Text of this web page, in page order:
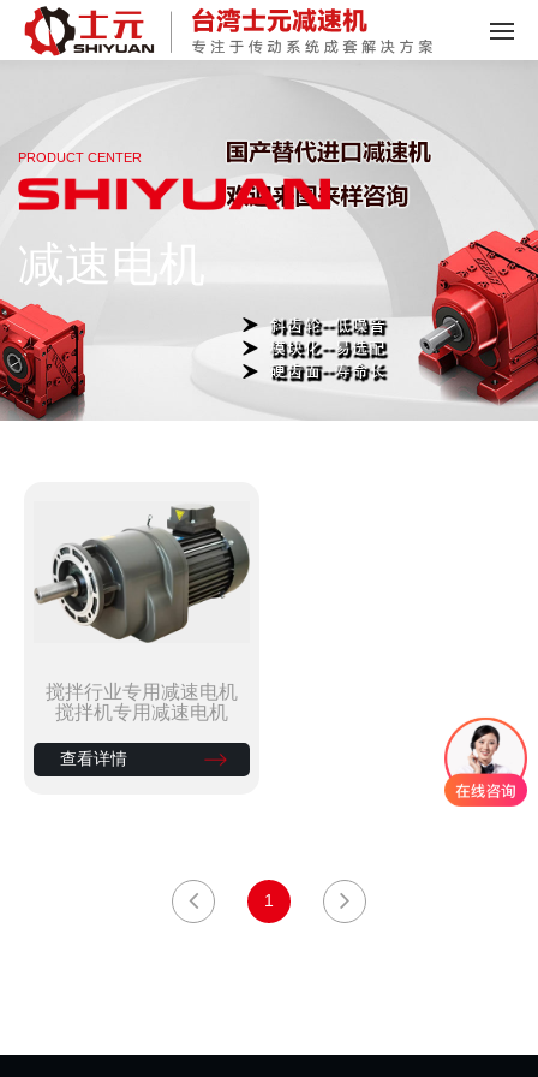
PRODUCT CENTER
减速电机
搅拌行业专用减速电机
搅拌机专用减速电机
查看详情
1